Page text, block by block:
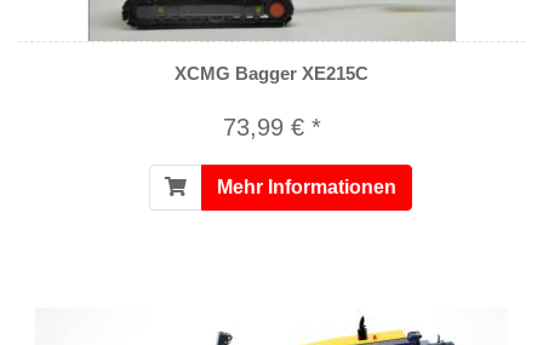
XCMG Bagger XE215C
73,99 € *
Mehr Informationen